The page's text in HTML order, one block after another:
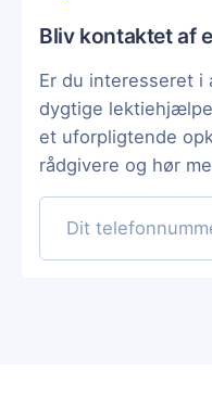
Bliv kontaktet af
Er du interesseret i
dygtige
et uforpligtende
rådgivere og hør